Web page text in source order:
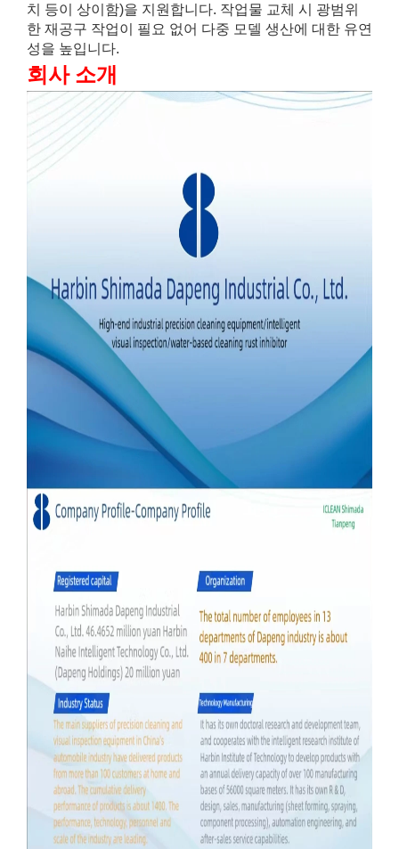
치 등이 상이함)을 지원합니다. 작업물 교체 시 광범위
한 재공구 작업이 필요 없어 다중 모델 생산에 대한 유연
성을 높입니다.
회사 소개